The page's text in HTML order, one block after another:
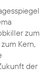
zum
Kern,
der